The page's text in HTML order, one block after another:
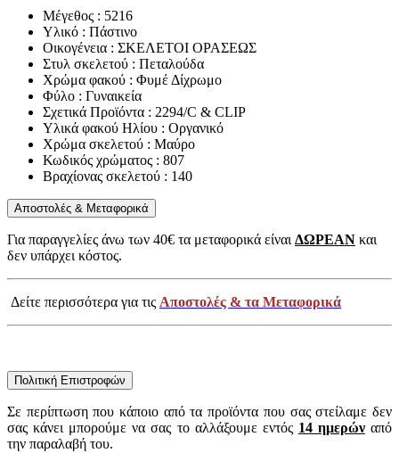
Μέγεθος : 5216
Υλικό : Πάστινο
Οικογένεια : ΣΚΕΛΕΤΟΙ ΟΡΑΣΕΩΣ
Στυλ σκελετού : Πεταλούδα
Χρώμα φακού : Φυμέ Δίχρωμο
Φύλο : Γυναικεία
Σχετικά Προϊόντα : 2294/C & CLIP
Υλικά φακού Ηλίου : Οργανικό
Χρώμα σκελετού : Μαύρο
Κωδικός χρώματος : 807
Βραχίονας σκελετού : 140
Αποστολές & Μεταφορικά
Για παραγγελίες άνω των 40€ τα μεταφορικά είναιΔΩΡΕΑΝ και
δεν υπάρχει κόστος.
Δείτε περισσότερα για τις Αποστολές & τα Μεταφορικά
Πολιτική Επιστροφών
Σε περίπτωση που κάποιο από τα προϊόντα που σας στείλαμε δεν
σας κάνει μπορούμε να σας το αλλάξουμε εντός 14 ημερώναπό
την παραλαβή του.